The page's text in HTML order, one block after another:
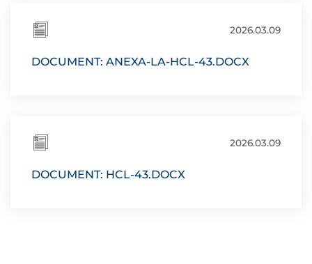
2026.03.09
DOCUMENT: ANEXA-LA-HCL-43.DOCX
2026.03.09
DOCUMENT: HCL-43.DOCX